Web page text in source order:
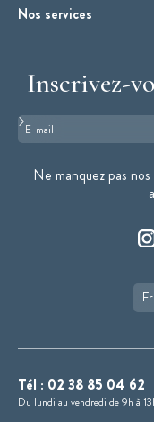
Nos services
Inscrivez-
Format :
Ne manquez pas
Tél : 02 38 85 04 62
Du lundi au vendredi de 9h à